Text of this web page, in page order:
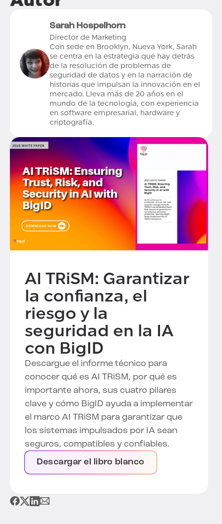
Sarah Hospelhorn
Director de Marketing
Con sede en Brooklyn, Nueva York, Sarah
se centra en la estrategia que hay detrás
de la resolución de problemas de
seguridad de datos y en la narración de
historias que impulsan la innovación en el
mercado. Lleva más de 20 años en el
mundo de la tecnología, con experiencia
en software empresarial, hardware y
criptografía.
AI TRiSM: Garantizar
la confianza, el
riesgo y la
seguridad en la IA
con BigID
Descargue el informe técnico para
conocer qué es AI TRiSM, por qué es
importante ahora, sus cuatro pilares
clave y cómo BigID ayuda a implementar
el marco AI TRiSM para garantizar que
los sistemas impulsados por IA sean
seguros, compatibles y confiables.
Descargar el libro blanco